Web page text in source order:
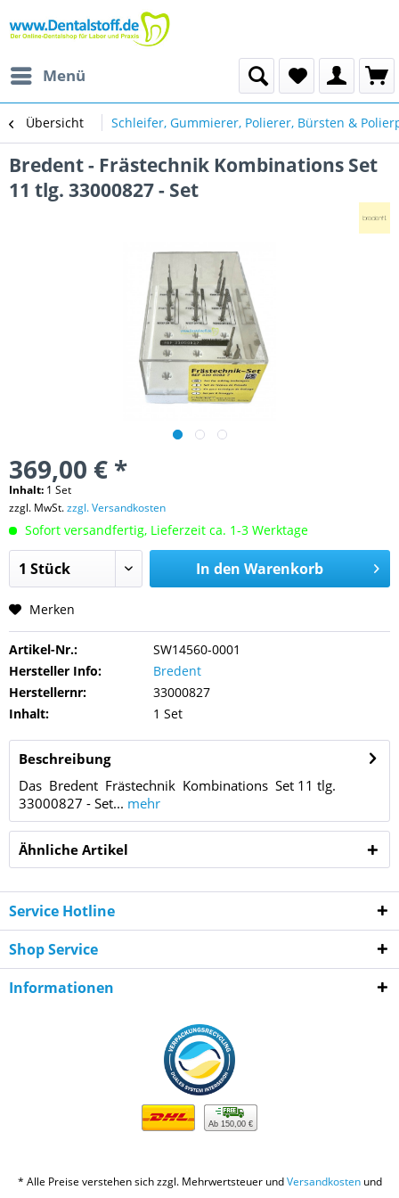
Menü
Übersicht Schleifer, Gummierer, Polierer, Bürsten &
Bredent - Frästechnik Kombinations Set
11 tlg. 33000827 - Set
369,00 € *
Inhalt: 1 Set
zzgl. MwSt.zzgl. Versandkosten
Sofort versandfertig, Lieferzeit ca. 1-3 Werktage
In den Warenkorb
Merken
Artikel-Nr.:
SW14560-0001
Hersteller Info:
Bredent
Herstellernr:
33000827
Inhalt:
1 Set
Beschreibung
Das Bredent Frästechnik Kombinations Set 11 tlg.
33000827 - Set... mehr
Ähnliche Artikel
Service Hotline
Shop Service
Informationen
Ab 150,00 €
* Alle Preise verstehen sich zzgl. Mehrwertsteuer undVersandkostenund